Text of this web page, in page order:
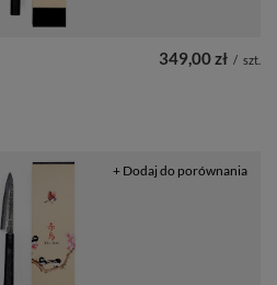
349,00 zł / szt.
+ Dodaj do porównania